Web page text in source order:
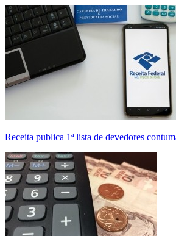
Receita publica 1ª lista de devedores